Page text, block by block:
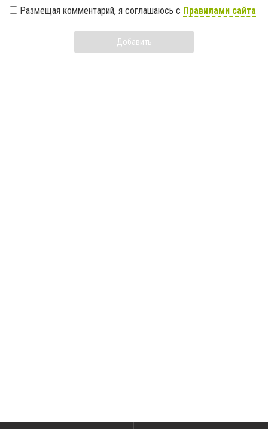
Размещая комментарий, я соглашаюсь с Правилами сайта
Добавить